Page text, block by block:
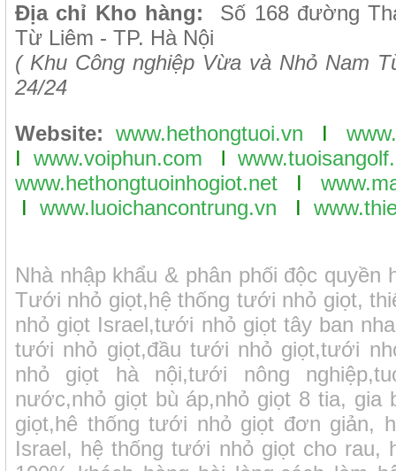
Địa chỉ Kho hàng: Số 168 đường
Từ Liêm - TP. Hà Nội
( Khu Công nghiệp Vừa và Nhỏ Nam
24/24
Website: www.hethongtuoi.vn I
I www.voiphun.com l www.tuoisangolf.
www.hethongtuoinhogiot.net
I
I www.luoichancontrung.vn I
Nhà nhập khẩu & phân phối độc quyền
Tưới nhỏ giọt,hệ thống tưới nhỏ giọt,
nhỏ giọt Israel,tưới nhỏ giọt tây ban
tưới nhỏ giọt,đầu tưới nhỏ giọt,tưới
nhỏ giọt hà nội,tưới nông
nước,nhỏ giọt bù áp,nhỏ giọt 8 tia, gia
giọt,hê thống tưới nhỏ giọt đơn giản,
Israel, hệ thống tưới nhỏ giọt cho rau,